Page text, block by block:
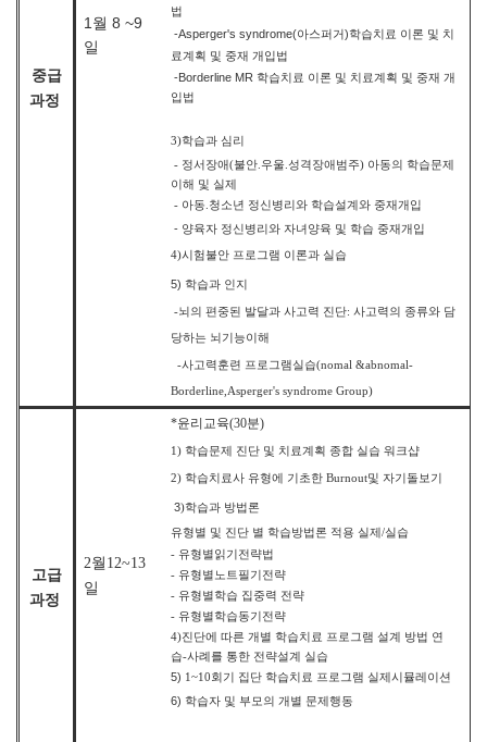
중급
과정
1월 8 ~9
일
법
-Asperger's syndrome(아스퍼거)학습치료 이론 및 치
료계획 및 중재 개입법
-Borderline MR 학습치료 이론 및 치료계획 및 중재 개
입법
3)학습과 심리
- 정서장애(불안. 우울. 성격장애범주) 아동의 학습문제
이해 및 실제
- 아동 청소년 정신병리와 학습설계와 중재개입
- 양육자 정신병리와 자녀양육 및 학습 중재개입
4)시험불안 프로그램 이론과 실습
5) 학습과 인지
-뇌의 편중된 발달과 사고력 진단: 사고력의 종류와 담
당하는 뇌기능이해
-사고력훈련 프로그램실습(nomal &abnomal-
Borderline,Asperger's syndrome Group)
고급
과정
2월12~13
일
*윤리교육(30분)
1) 학습문제 진단 및 치료계획 종합 실습 워크샵
2) 학습치료사 유형에 기초한 Burnout및 자기돌보기
3)학습과 방법론
유형별 및 진단 별 학습방법론 적용 실제 /실습
- 유형별읽기전략법
- 유형별노트필기전략
- 유형별학습 집중력 전략
- 유형별학습동기전략
4)진단에 따른 개별 학습치료 프로그램 설계 방법 연
습-사례를 통한 전략설계 실습
5) 1~10회기 집단 학습치료 프로그램 실제시뮬레이션
6) 학습자 및 부모의 개별 문제행동